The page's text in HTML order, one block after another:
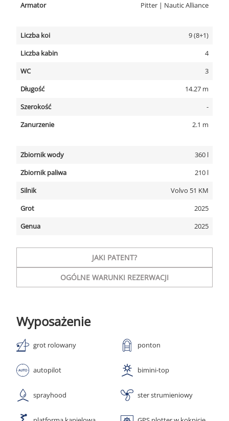
Armator
Pitter | Nautic Alliance
Liczba koi
9 (8+1)
Liczba kabin
4
WC
3
Długość
14.27 m
Szerokość
-
Zanurzenie
2.1 m
Zbiornik wody
360 l
Zbiornik paliwa
210 l
Silnik
Volvo 51 KM
Grot
2025
Genua
2025
JAKI PATENT?
OGÓLNE WARUNKI REZERWACJI
Wyposażenie
grot rolowany ponton
autopilot bimini-top
sprayhood ster strumieniowy